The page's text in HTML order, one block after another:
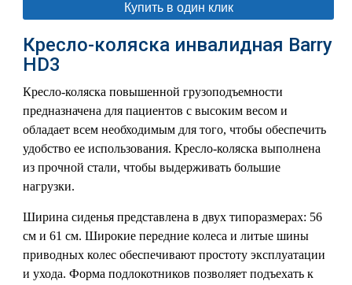
Купить в один клик
Кресло-коляска инвалидная Barry
HD3
Кресло-коляска повышенной грузоподъемности
предназначена для пациентов с высоким весом и
обладает всем необходимым для того, чтобы обеспечить
удобство ее использования. Кресло-коляска выполнена
из прочной стали, чтобы выдерживать большие
нагрузки.
Ширина сиденья представлена в двух типоразмерах: 56
см и 61 см. Широкие передние колеса и литые шины
приводных колес обеспечивают простоту эксплуатации
и ухода. Форма подлокотников позволяет подъехать к